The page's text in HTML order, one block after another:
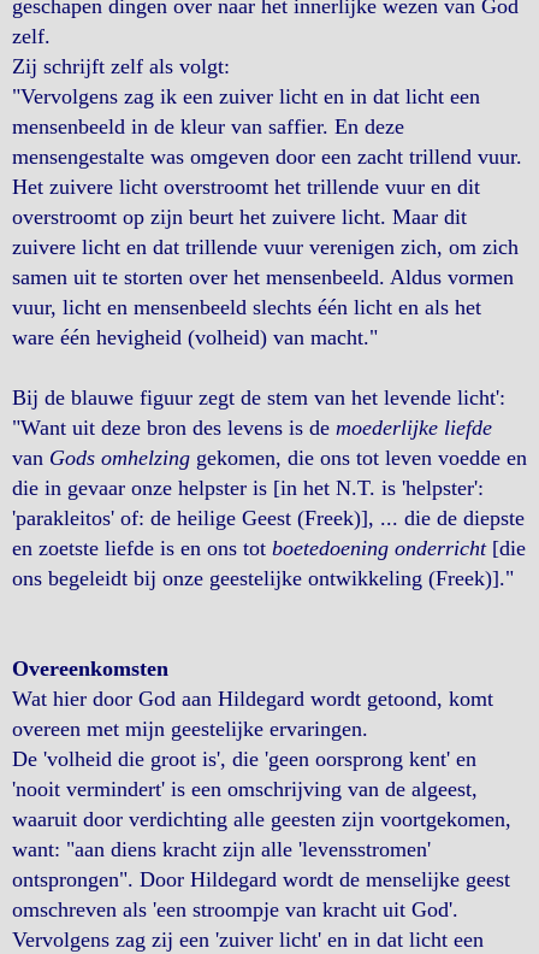
geschapen dingen over naar het innerlijke wezen van God
zelf.
Zij schrijft zelf als volgt:
"Vervolgens zag ik een zuiver licht en in dat licht een
mensenbeeld in de kleur van saffier. En deze
mensengestalte was omgeven door een zacht trillend vuur.
Het zuivere licht overstroomt het trillende vuur en dit
overstroomt op zijn beurt het zuivere licht. Maar dit
zuivere licht en dat trillende vuur verenigen zich, om zich
samen uit te storten over het mensenbeeld. Aldus vormen
vuur, licht en mensenbeeld slechts één licht en als het
ware één hevigheid (volheid) van macht."
Bij de blauwe figuur zegt de stem van het levende licht':
"Want uit deze bron des levens is de moederlijke liefde
van Gods omhelzing gekomen, die ons tot leven voedde en
die in gevaar onze helpster is [in het N.T. is 'helpster':
'parakleitos' of: de heilige Geest (Freek)], ... die de diepste
en zoetste liefde is en ons tot boetedoening onderricht[die
ons begeleidt bij onze geestelijke ontwikkeling (Freek)]."
Overeenkomsten
Wat hier door God aan Hildegard wordt getoond, komt
overeen met mijn geestelijke ervaringen.
De 'volheid die groot is', die 'geen oorsprong kent' en
'nooit vermindert' is een omschrijving van de algeest,
waaruit door verdichting alle geesten zijn voortgekomen,
want: "aan diens kracht zijn alle 'levensstromen'
ontsprongen". Door Hildegard wordt de menselijke geest
omschreven als 'een stroompje van kracht uit God'.
Vervolgens zag zij een 'zuiver licht' en in dat licht een